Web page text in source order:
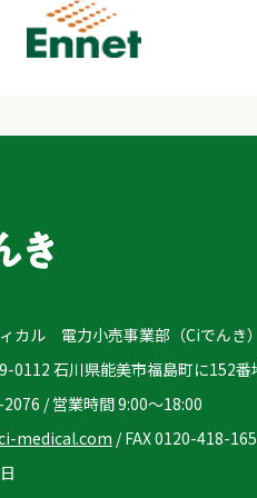
カル 電力小売事業部（Ciでんき）
石川県能美市福島町に152番
/ 営業時間 9:00～18:00
medical.com / FAX 0120-418-165